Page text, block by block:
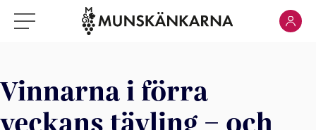
Klicka för meny Klicka
Vinnarna i förra